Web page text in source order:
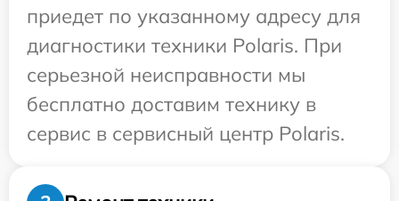
приедет по указанному адресу для
диагностики техники Polaris. При
серьезной неисправности мы
бесплатно доставим технику в
сервис в сервисный центр Polaris.